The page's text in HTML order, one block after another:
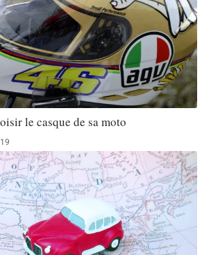
le casque de sa moto